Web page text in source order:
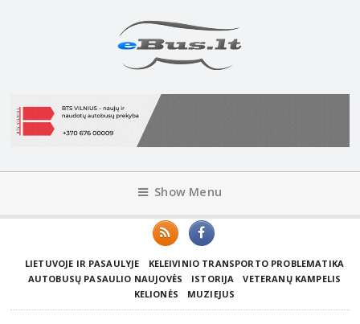
Show Menu
LIETUVOJE IR PASAULYJE
KELEIVINIO TRANSPORTO PROBLEMATIKA
AUTOBUSŲ PASAULIO NAUJOVĖS
ISTORIJA
VETERANŲ KAMPELIS
KELIONĖS
MUZIEJUS